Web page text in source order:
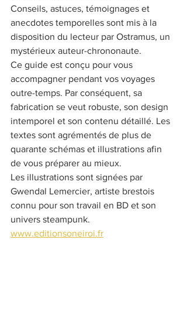
Conseils, astuces, témoignages et
anecdotes temporelles sont mis à la
disposition du lecteur par Ostramus, un
mystérieux auteur-chrononaute.
Ce guide est conçu pour vous
accompagner pendant vos voyages
outre-temps. Par conséquent, sa
fabrication se veut robuste, son design
intemporel et son contenu détaillé. Les
textes sont agrémentés de plus de
quarante schémas et illustrations afin
de vous préparer au mieux.
Les illustrations sont signées par
Gwendal Lemercier, artiste brestois
connu pour son travail en BD et son
univers steampunk.
www.editionsoneiroi.fr